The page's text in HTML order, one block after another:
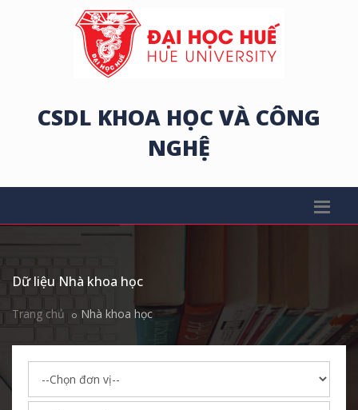
CSDL KHOA HỌC VÀ CÔNG
NGHỆ
Dữ liệu Nhà khoa học
Trang chủ Nhà khoa học